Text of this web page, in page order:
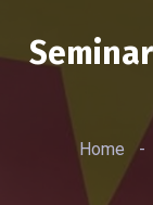
Home -